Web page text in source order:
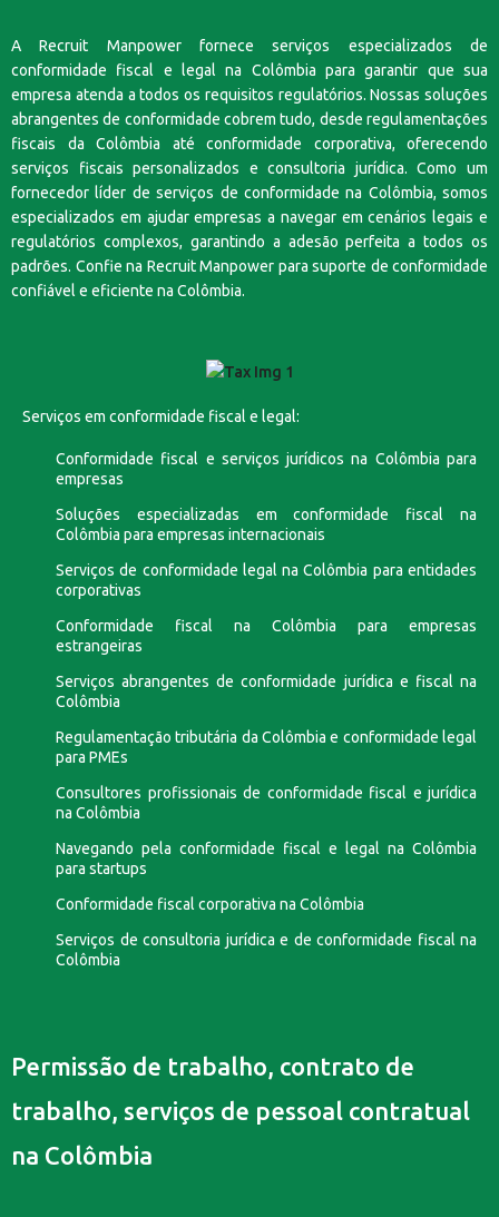
A Recruit Manpower fornece serviços especializados de
conformidade fiscal e legal na Colômbia para garantir que sua
empresa atenda a todos os requisitos regulatórios. Nossas soluções
abrangentes de conformidade cobrem tudo, desde regulamentações
fiscais da Colômbia até conformidade corporativa, oferecendo
serviços fiscais personalizados e consultoria jurídica. Como um
fornecedor líder de serviços de conformidade na Colômbia, somos
especializados em ajudar empresas a navegar em cenários legais e
regulatórios complexos, garantindo a adesão perfeita a todos os
padrões. Confie na Recruit Manpower para suporte de conformidade
confiável e eficiente na Colômbia.
Serviços em conformidade fiscal e legal:
Conformidade fiscal e serviços jurídicos na Colômbia para
empresas
Soluções especializadas em conformidade fiscal na
Colômbia para empresas internacionais
Serviços de conformidade legal na Colômbia para entidades
corporativas
Conformidade fiscal na Colômbia para empresas
estrangeiras
Serviços abrangentes de conformidade jurídica e fiscal na
Colômbia
Regulamentação tributária da Colômbia e conformidade legal
para PMEs
Consultores profissionais de conformidade fiscal e jurídica
na Colômbia
Navegando pela conformidade fiscal e legal na Colômbia
para startups
Conformidade fiscal corporativa na Colômbia
Serviços de consultoria jurídica e de conformidade fiscal na
Colômbia
Permissão de trabalho, contrato de
trabalho, serviços de pessoal contratual
na Colômbia